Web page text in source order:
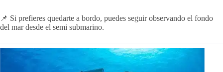
📌 Si prefieres quedarte a bordo, puedes seguir observando el fondo
del mar desde el semi submarino.